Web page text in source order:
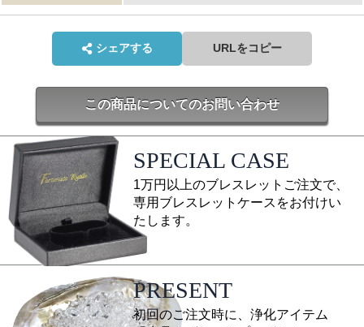
シェアする URLをコピー
この商品についてのお問い合わせ
SPECIAL CASE
1万円以上のブレスレットご注文で、
専用ブレスレットケースをお付けい
たします。
PRESENT
初回のご注文時に、浄化アイテム